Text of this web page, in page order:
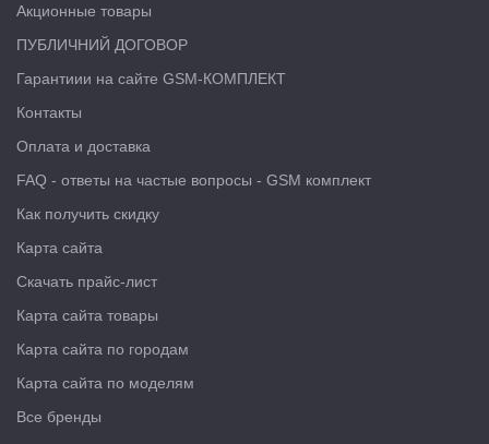
Акционные товары
ПУБЛИЧНИЙ ДОГОВОР
Гарантиии на сайте GSM-КОМПЛЕКТ
Контакты
Оплата и доставка
FAQ - ответы на частые вопросы - GSM комплект
Как получить скидку
Карта сайта
Скачать прайс-лист
Карта сайта товары
Карта сайта по городам
Карта сайта по моделям
Все бренды